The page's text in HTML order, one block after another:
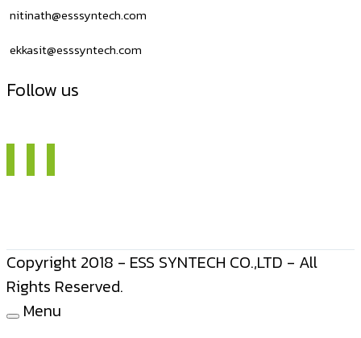
nitinath@esssyntech.com
ekkasit@esssyntech.com
Follow us
Copyright 2018 - ESS SYNTECH CO.,LTD - All
Rights Reserved.
Menu